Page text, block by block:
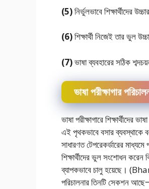
(5)নির্ভুলভাবে শিক্ষার্থীদের
(6)শিক্ষার্থী নিজেই তার ভুল
(7)ভাষা ব্যবহারের সঠিক
ভাষা পরীক্ষাগার
ভাষা পরীক্ষাগারে শিক্ষার্থীদের
এই পৃথকভাবে বসার ব্যবস্থাকে
সাধারণত টেপরেকর্ডারের
শিক্ষার্থীদের ভুল সংশােধন করেন
ব্যাপকভাবে চালু হয়েছে।
পরিচালনার তিনটি সেকশন আছে